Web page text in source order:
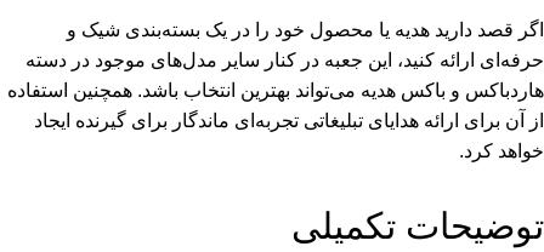
اگر قصد دارید هدیه‌ یا محصول خود را در یک بسته‌بندی شیک و
حرفه‌ای ارائه کنید، این جعبه در کنار سایر مدل‌های موجود در دسته
هاردباکس و باکس هدیه می‌تواند بهترین انتخاب باشد. همچنین استفاده
از آن برای ارائه هدایای تبلیغاتی تجربه‌ای ماندگار برای گیرنده ایجاد
خواهد کرد.
توضیحات تکمیلی